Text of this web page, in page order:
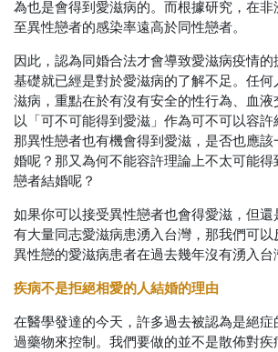
為也是會得到愛滋病的。而根據研究，在
至異性戀者的感染率遠高於同性戀者。
因此，認為同婚合法才會導致愛滋病疫情
基礎就已經是對於愛滋病的了解不足。任何
滋病，重點在於有沒有安全的性行為、血液
以「可不可能得到愛滋」作為可不可以容許
那異性戀者也有機會得到愛滋，是否也應
婚呢？那又為何不能容許理論上不太可能得
戀者結婚呢？
如果你可以接受異性戀者也會得愛滋，但還
有大量同志愛滋病患湧入台灣，那我們可以
異性戀的愛滋病患者在過去幾年沒有湧入台
疾病不是拒絕相愛的人結婚的理由
在醫學發達的今天，許多過去被認為是絕症
過藥物來控制。我們要做的並不是散佈對疾